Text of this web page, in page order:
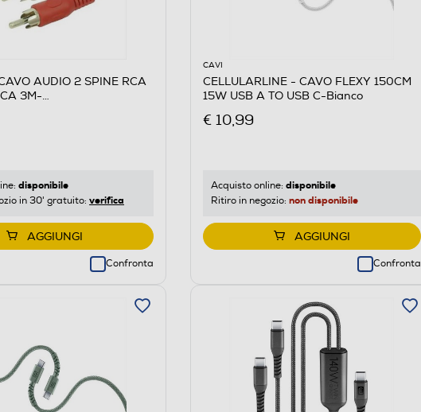
AUDIO 2 SPINE RCA
3M-
disponibile
in 30' gratuito: verifica
AGGIUNGI
Confronta
CAVI
CELLULARLINE - CAVO FLEXY 150CM
15W USB A TO USB C-Bianco
€ 10,99
Acquisto online: disponibile
Ritiro in negozio: non disponibile
AGGIUNGI
Confronta